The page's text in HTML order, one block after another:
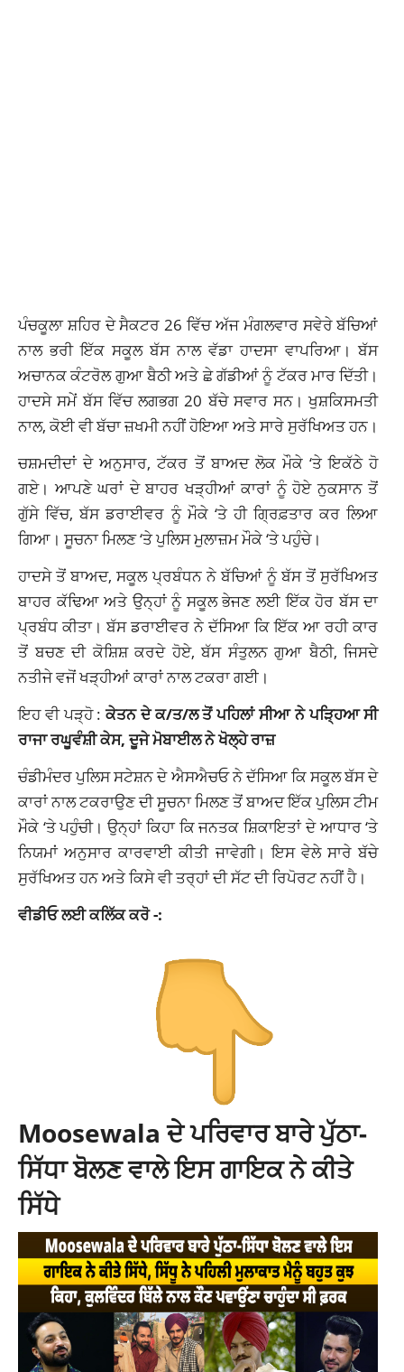
ਪੰਚਕੂਲਾ ਸ਼ਹਿਰ ਦੇ ਸੈਕਟਰ 26 ਵਿੱਚ ਅੱਜ ਮੰਗਲਵਾਰ ਸਵੇਰੇ ਬੱਚਿਆਂ
ਨਾਲ ਭਰੀ ਇੱਕ ਸਕੂਲ ਬੱਸ ਨਾਲ ਵੱਡਾ ਹਾਦਸਾ ਵਾਪਰਿਆ। ਬੱਸ
ਅਚਾਨਕ ਕੰਟਰੋਲ ਗੁਆ ਬੈਠੀ ਅਤੇ ਛੇ ਗੱਡੀਆਂ ਨੂੰ ਟੱਕਰ ਮਾਰ ਦਿੱਤੀ।
ਹਾਦਸੇ ਸਮੇਂ ਬੱਸ ਵਿੱਚ ਲਗਭਗ 20 ਬੱਚੇ ਸਵਾਰ ਸਨ। ਖੁਸ਼ਕਿਸਮਤੀ
ਨਾਲ, ਕੋਈ ਵੀ ਬੱਚਾ ਜ਼ਖਮੀ ਨਹੀਂ ਹੋਇਆ ਅਤੇ ਸਾਰੇ ਸੁਰੱਖਿਅਤ ਹਨ।
ਚਸ਼ਮਦੀਦਾਂ ਦੇ ਅਨੁਸਾਰ, ਟੱਕਰ ਤੋਂ ਬਾਅਦ ਲੋਕ ਮੌਕੇ ‘ਤੇ ਇਕੱਠੇ ਹੋ
ਗਏ। ਆਪਣੇ ਘਰਾਂ ਦੇ ਬਾਹਰ ਖੜ੍ਹੀਆਂ ਕਾਰਾਂ ਨੂੰ ਹੋਏ ਨੁਕਸਾਨ ਤੋਂ
ਗੁੱਸੇ ਵਿੱਚ, ਬੱਸ ਡਰਾਈਵਰ ਨੂੰ ਮੌਕੇ ‘ਤੇ ਹੀ ਗ੍ਰਿਫ਼ਤਾਰ ਕਰ ਲਿਆ
ਗਿਆ। ਸੂਚਨਾ ਮਿਲਣ ‘ਤੇ ਪੁਲਿਸ ਮੁਲਾਜ਼ਮ ਮੌਕੇ ‘ਤੇ ਪਹੁੰਚੇ।
ਹਾਦਸੇ ਤੋਂ ਬਾਅਦ, ਸਕੂਲ ਪ੍ਰਬੰਧਨ ਨੇ ਬੱਚਿਆਂ ਨੂੰ ਬੱਸ ਤੋਂ ਸੁਰੱਖਿਅਤ
ਬਾਹਰ ਕੱਢਿਆ ਅਤੇ ਉਨ੍ਹਾਂ ਨੂੰ ਸਕੂਲ ਭੇਜਣ ਲਈ ਇੱਕ ਹੋਰ ਬੱਸ ਦਾ
ਪ੍ਰਬੰਧ ਕੀਤਾ। ਬੱਸ ਡਰਾਈਵਰ ਨੇ ਦੱਸਿਆ ਕਿ ਇੱਕ ਆ ਰਹੀ ਕਾਰ
ਤੋਂ ਬਚਣ ਦੀ ਕੋਸ਼ਿਸ਼ ਕਰਦੇ ਹੋਏ, ਬੱਸ ਸੰਤੁਲਨ ਗੁਆ ​​ਬੈਠੀ, ਜਿਸਦੇ
ਨਤੀਜੇ ਵਜੋਂ ਖੜ੍ਹੀਆਂ ਕਾਰਾਂ ਨਾਲ ਟਕਰਾ ਗਈ।
ਇਹ ਵੀ ਪੜ੍ਹੋ :ਕੇਤਨ ਦੇ ਕ/ਤ/ਲ ਤੋਂ ਪਹਿਲਾਂ ਸੀਆ ਨੇ ਪੜ੍ਹਿਆ ਸੀ
ਰਾਜਾ ਰਘੂਵੰਸ਼ੀ ਕੇਸ, ਦੂਜੇ ਮੋਬਾਈਲ ਨੇ ਖੋਲ੍ਹੇ ਰਾਜ਼
ਚੰਡੀਮੰਦਰ ਪੁਲਿਸ ਸਟੇਸ਼ਨ ਦੇ ਐਸਐਚਓ ਨੇ ਦੱਸਿਆ ਕਿ ਸਕੂਲ ਬੱਸ ਦੇ
ਕਾਰਾਂ ਨਾਲ ਟਕਰਾਉਣ ਦੀ ਸੂਚਨਾ ਮਿਲਣ ਤੋਂ ਬਾਅਦ ਇੱਕ ਪੁਲਿਸ ਟੀਮ
ਮੌਕੇ ‘ਤੇ ਪਹੁੰਚੀ। ਉਨ੍ਹਾਂ ਕਿਹਾ ਕਿ ਜਨਤਕ ਸ਼ਿਕਾਇਤਾਂ ਦੇ ਆਧਾਰ ‘ਤੇ
ਨਿਯਮਾਂ ਅਨੁਸਾਰ ਕਾਰਵਾਈ ਕੀਤੀ ਜਾਵੇਗੀ। ਇਸ ਵੇਲੇ ਸਾਰੇ ਬੱਚੇ
ਸੁਰੱਖਿਅਤ ਹਨ ਅਤੇ ਕਿਸੇ ਵੀ ਤਰ੍ਹਾਂ ਦੀ ਸੱਟ ਦੀ ਰਿਪੋਰਟ ਨਹੀਂ ਹੈ।
ਵੀਡੀਓ ਲਈ ਕਲਿੱਕ ਕਰੋ -:
Moosewala ਦੇ ਪਰਿਵਾਰ ਬਾਰੇ ਪੁੱਠਾ-
ਸਿੱਧਾ ਬੋਲਣ ਵਾਲੇ ਇਸ ਗਾਇਕ ਨੇ ਕੀਤੇ
ਸਿੱਧੇ